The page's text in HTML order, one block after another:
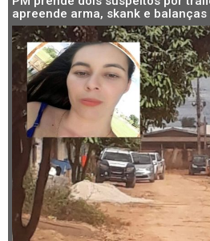
apreende arma, skank e